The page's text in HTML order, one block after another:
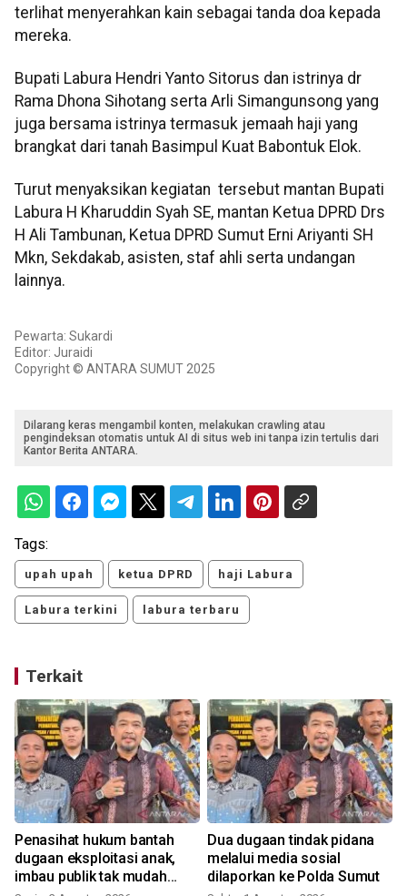
terlihat menyerahkan kain sebagai tanda doa kepada
mereka.
Bupati Labura Hendri Yanto Sitorus dan istrinya dr
Rama Dhona Sihotang serta Arli Simangunsong yang
juga bersama istrinya termasuk jemaah haji yang
brangkat dari tanah Basimpul Kuat Babontuk Elok.
Turut menyaksikan kegiatan tersebut mantan Bupati
Labura H Kharuddin Syah SE, mantan Ketua DPRD Drs
H Ali Tambunan, Ketua DPRD Sumut Erni Ariyanti SH
Mkn, Sekdakab, asisten, staf ahli serta undangan
lainnya.
Pewarta: Sukardi
Editor: Juraidi
Copyright © ANTARA SUMUT 2025
Dilarang keras mengambil konten, melakukan crawling atau
pengindeksan otomatis untuk AI di situs web ini tanpa izin tertulis dari
Kantor Berita ANTARA.
Tags:
upah upah ketua DPRD haji Labura
Labura terkini labura terbaru
Terkait
Penasihat hukum bantah
dugaan eksploitasi anak,
imbau publik tak mudah
Dua dugaan tindak pidana
melalui media sosial
dilaporkan ke Polda Sumut